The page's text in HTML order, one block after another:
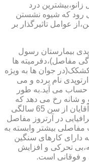
درد
رود که شیوه نشستن
عوامل تاثیرگذار بر
بیمارستان رسول
مفاصل)،دفرمیته ها
جوان ها به ویژه
نام برده و می
حساب می آید.به طور
و شانه رخ می دهد که
معمولا در خانم ها از سن 55 سالگی و در آقایان از سن 65 سالگی
در آرتروز مفاصل
بیشتر وابسته به
دارای کارهای سنگین
تحرکی و افزایش
و فوقانی است.